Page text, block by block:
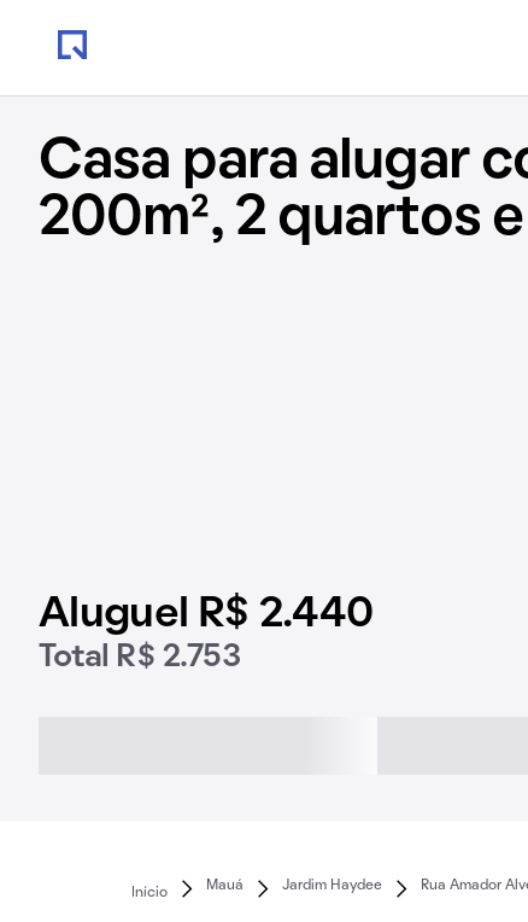
Casa para alugar
200m², 2 quartos e
Aluguel R$ 2.440
Total R$ 2.753
Início
Mauá Jardim Haydee Rua Amador